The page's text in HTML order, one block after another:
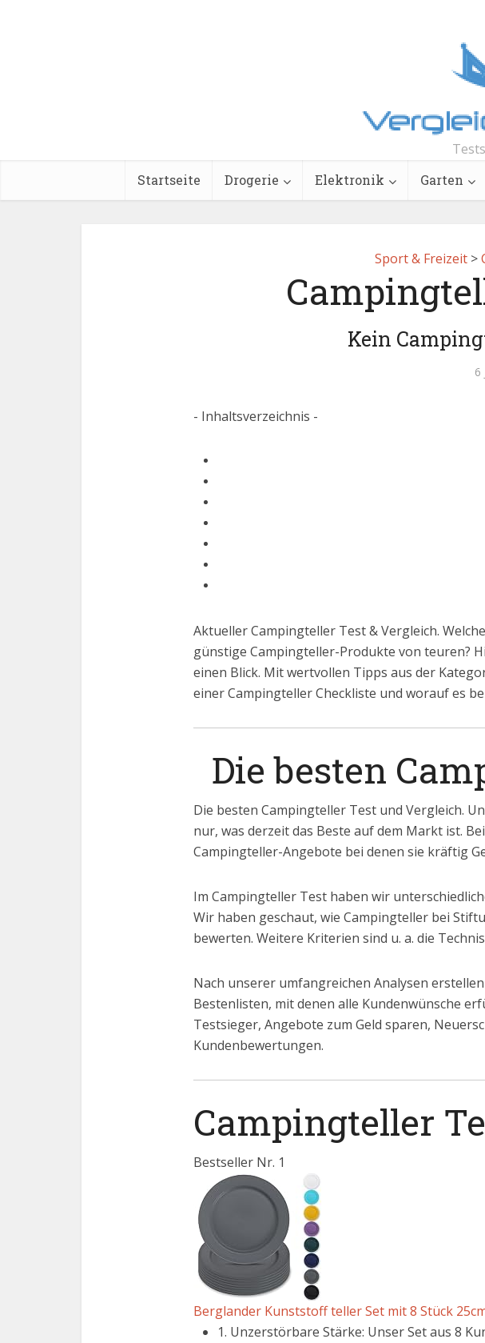
Startseite Drogerie Elektronik Garten
Sport & Freizeit >
Kein
6
- Inhaltsverzeichnis -
Aktueller Campingteller Test & Vergleich.
günstige Campingteller-Produkte von teuren?
einen Blick. Mit wertvollen Tipps aus der
einer Campingteller Checkliste und worauf es
Die besten
Die besten Campingteller Test und Vergleich.
nur, was derzeit das Beste auf dem Markt ist.
Campingteller-Angebote bei denen sie kräftig
Im Campingteller Test haben wir
Wir haben geschaut, wie Campingteller bei
bewerten. Weitere Kriterien sind u. a. die
Nach unserer umfangreichen Analysen
Bestenlisten, mit denen alle Kundenwünsche
Testsieger, Angebote zum Geld sparen,
Kundenbewertungen.
Campingteller
Bestseller Nr. 1
Berglander Kunststoff teller Set mit 8 Stück
1. Unzerstörbare Stärke: Unser Set aus 8